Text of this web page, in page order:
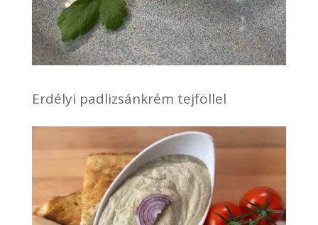
Erdélyi padlizsánkrém tejföllel